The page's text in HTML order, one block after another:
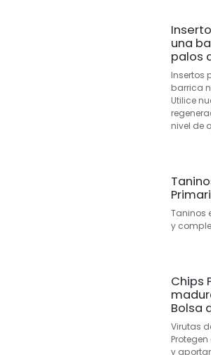
una
palos
Insertos
barrica
Utilice
nivel de
Taninos
y
Chips
Bolsa
Virutas
y